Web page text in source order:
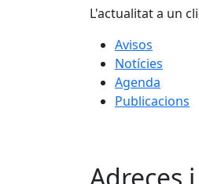
L'actualitat a un
Avisos
Notícies
Agenda
Publicacions